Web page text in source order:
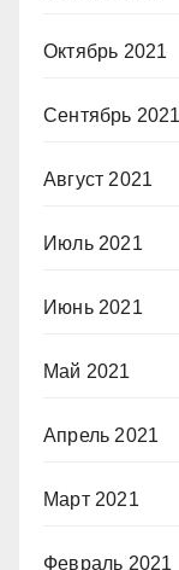
Октябрь 2021
Сентябрь 2021
Август 2021
Июль 2021
Июнь 2021
Май 2021
Апрель 2021
Март 2021
Февраль 2021